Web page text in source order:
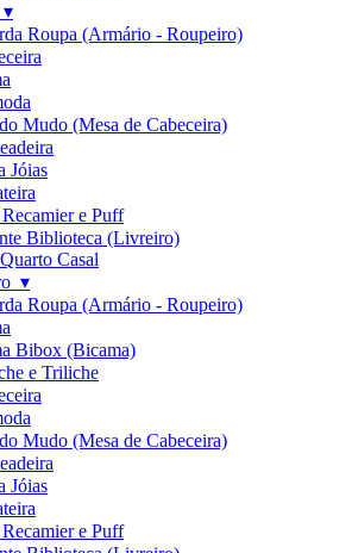
Roupa (Armário - Roupeiro)
Mudo (Mesa de Cabeceira)
e Puff
Biblioteca (Livreiro)
Casal
▾
Roupa (Armário - Roupeiro)
Bibox (Bicama)
e Triliche
Mudo (Mesa de Cabeceira)
e Puff